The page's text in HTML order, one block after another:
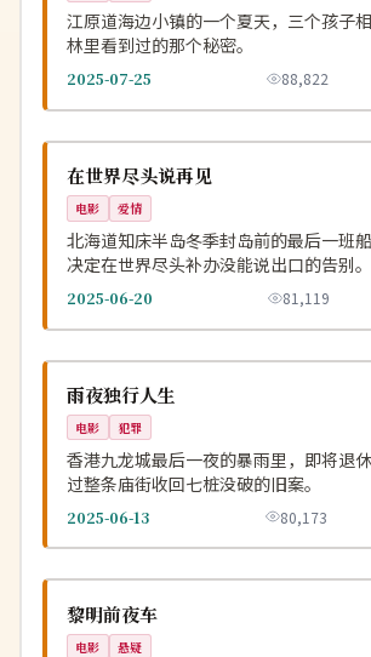
江原道海边小镇的一个夏天，三个孩子
林里看到过的那个秘密。
2025-07-25 88,822
日本
在世界尽头说再见
电影 爱情
北海道知床半岛冬季封岛前的最后一班
决定在世界尽头补办没能说出口的告别。
2025-06-20 81,119
中国
雨夜独行人生
电影 犯罪
香港九龙城最后一夜的暴雨里，即将退
过整条庙街收回七桩没破的旧案。
2025-06-13 80,173
韩国
黎明前夜车
电影 悬疑